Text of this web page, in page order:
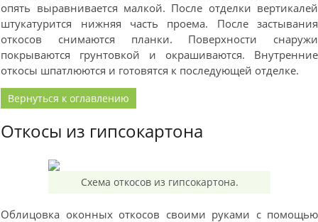
опять выравнивается малкой. После отделки вертикалей
штукатурится нижняя часть проема. После застывания
откосов снимаются планки. Поверхности снаружи
покрываются грунтовкой и окрашиваются. Внутренние
откосы шпатлюются и готовятся к последующей отделке.
Вернуться к оглавлению
Откосы из гипсокартона
Схема откосов из гипсокартона.
Облицовка оконных откосов своими руками с помощью